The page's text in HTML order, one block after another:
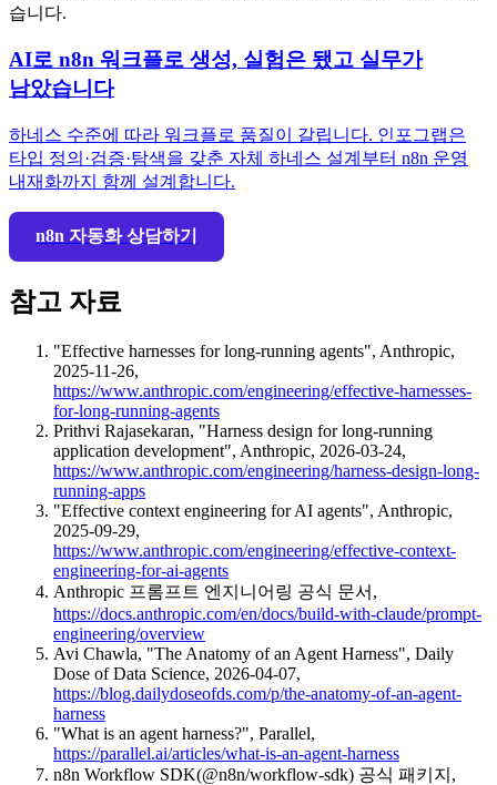
습니다.
AI로 n8n 워크플로 생성, 실험은 됐고 실무가
남았습니다
하네스 수준에 따라 워크플로 품질이 갈립니다. 인포그랩은
타입 정의·검증·탐색을 갖춘 자체 하네스 설계부터 n8n 운영
내재화까지 함께 설계합니다.
n8n 자동화 상담하기
참고 자료
"Effective harnesses for long-running agents", Anthropic,
2025-11-26,
https://www.anthropic.com/engineering/effective-harnesses-
for-long-running-agents
Prithvi Rajasekaran, "Harness design for long-running
application development", Anthropic, 2026-03-24,
https://www.anthropic.com/engineering/harness-design-long-
running-apps
"Effective context engineering for AI agents", Anthropic,
2025-09-29,
https://www.anthropic.com/engineering/effective-context-
engineering-for-ai-agents
Anthropic 프롬프트 엔지니어링 공식 문서,
https://docs.anthropic.com/en/docs/build-with-claude/prompt-
engineering/overview
Avi Chawla, "The Anatomy of an Agent Harness", Daily
Dose of Data Science, 2026-04-07,
https://blog.dailydoseofds.com/p/the-anatomy-of-an-agent-
harness
"What is an agent harness?", Parallel,
https://parallel.ai/articles/what-is-an-agent-harness
n8n Workflow SDK(@n8n/workflow-sdk) 공식 패키지,